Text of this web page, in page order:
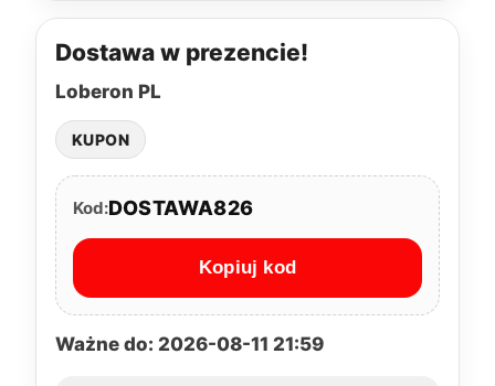
Dostawa w prezencie!
Loberon PL
KUPON
Kod:DOSTAWA826
Kopiuj kod
Ważne do: 2026-08-11 21:59